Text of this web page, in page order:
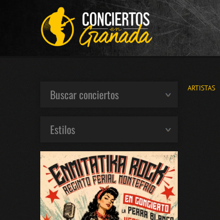
ARTISTAS
Buscar conciertos
Estilos